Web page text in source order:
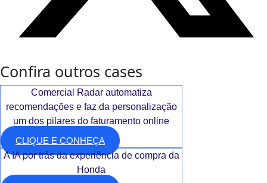
Confira outros cases
Comercial Radar automatiza
recomendações e faz da personalização
um dos pilares do faturamento online
CLIQUE E CONHEÇA
A IA por trás da experiência de compra da
Honda